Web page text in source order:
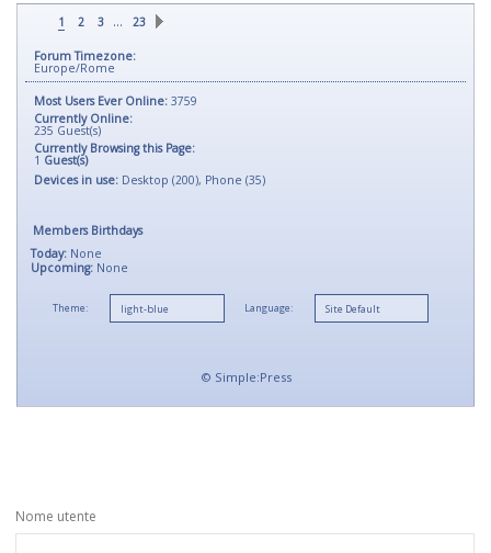
1 2 3 … 23
Forum Timezone:
Europe/Rome
Most Users Ever Online: 3759
Currently Online:
235 Guest(s)
Currently Browsing this Page:
1 Guest(s)
Devices in use: Desktop (200), Phone (35)
Members Birthdays
Today: None
Upcoming: None
Theme: Language:
© Simple:Press
Nome utente